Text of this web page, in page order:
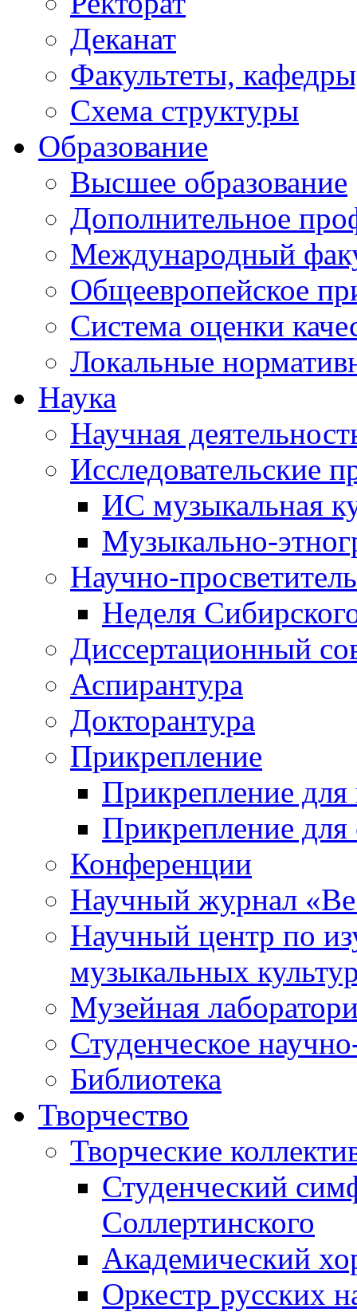
Деканат
Факультеты,
Схема структуры
Образование
Высшее образование
Дополнительное
Международный
Общеевропейское
Система оценки
Локальные
Наука
Научная
Исследовательские
ИС музыкальная
Музыкально-
Научно-
Неделя
Диссертационный
Аспирантура
Докторантура
Прикрепление
Прикрепление для
Прикрепление для
Конференции
Научный журнал
Научный центр по
музыкальных
Музейная
Студенческое
Библиотека
Творчество
Творческие
Студенческий
Соллертинского
Академический
Оркестр русских